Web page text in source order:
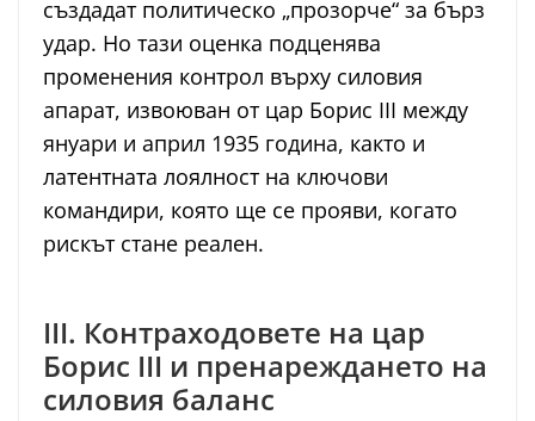
създадат политическо „прозорче“ за бърз
удар. Но тази оценка подценява
променения контрол върху силовия
апарат, извоюван от цар Борис III между
януари и април 1935 година, както и
латентната лоялност на ключови
командири, която ще се прояви, когато
рискът стане реален.
III. Контраходовете на цар
Борис III и пренареждането на
силовия баланс